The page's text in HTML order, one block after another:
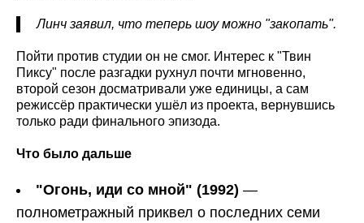
Линч заявил, что теперь шоу можно "закопать".
Пойти против студии он не смог. Интерес к "Твин
Пиксу" после разгадки рухнул почти мгновенно,
второй сезон досматривали уже единицы, а сам
режиссёр практически ушёл из проекта, вернувшись
только ради финального эпизода.
Что было дальше
"Огонь, иди со мной" (1992) —
полнометражный приквел о последних семи